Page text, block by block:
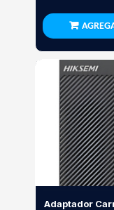
Adaptador